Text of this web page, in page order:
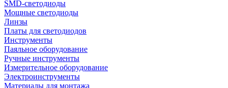
SMD-светодиоды
Мощные светодиоды
Линзы
Платы для светодиодов
Инструменты
Паяльное оборудование
Ручные инструменты
Измерительное оборудование
Электроинструменты
Материалы для монтажа